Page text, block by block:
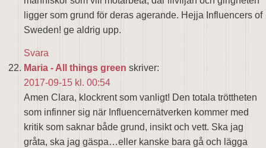
ligger som grund för deras agerande. Hejja Influencers of
Sweden! ge aldrig upp.
Svara
Maria - All things green skriver:
2017-09-15 kl. 00:54
Amen Clara, klockrent som vanligt! Den totala tröttheten
som infinner sig när Influencernätverken kommer med
kritik som saknar både grund, insikt och vett. Ska jag
gråta, ska jag gäspa…eller kanske bara gå och lägga